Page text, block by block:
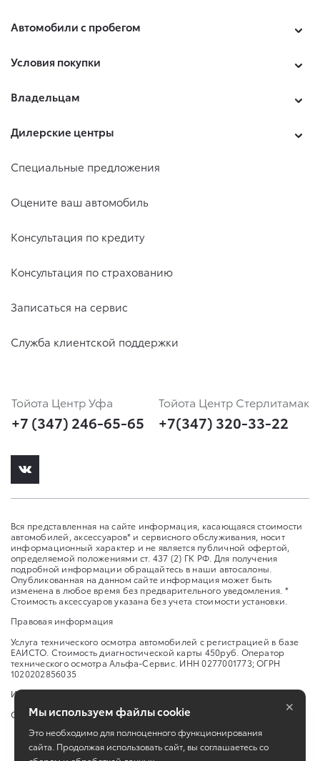
Автомобили с пробегом
Условия покупки
Владельцам
Дилерские центры
Специальные предложения
Оцените ваш автомобиль
Консультация по кредиту
Консультация по страхованию
Записаться на сервис
Служба клиентской поддержки
Тойота Центр Уфа
+7 (347) 246-65-65
Тойота Центр Стерлитамак
+7(347) 320-33-22
Вся представленная на сайте информация, касающаяся стоимости
автомобилей, аксессуаров* и сервисного обслуживания, носит
информационный характер и не является публичной офертой,
определяемой положениями ст. 437 (2) ГК РФ. Для получения
подробной информации обращайтесь в наши автосалоны.
Опубликованная на данном сайте информация может быть
изменена в любое время без предварительного уведомления. *
Стоимость аксессуаров указана без учета стоимости установки.
Правовая информация
Услуга технического осмотра автомобилей с регистрацией в базе
ЕАИСТО. Стоимость диагностической карты 450руб. Оператор
технического осмотра Альфа-Сервис. ИНН 0277001773; ОГРН
1020202856035
Изменить настройку cookies
Сбросить cookie
Мы используем файлы cookie
Это необходимо для полноценного функционирования
сайта. Продолжая использовать сайт, вы соглашаетесь со
×